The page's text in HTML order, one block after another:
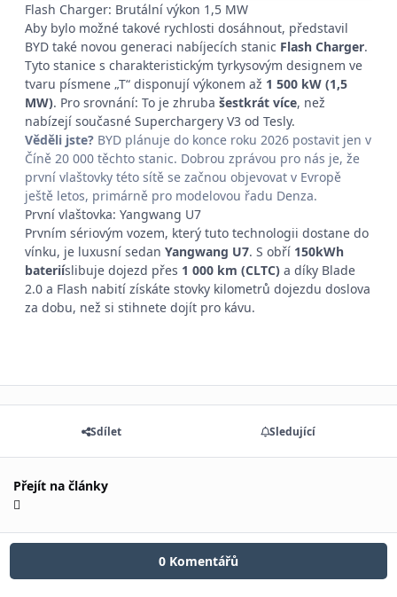
Flash Charger: Brutální výkon 1,5 MW
Aby bylo možné takové rychlosti dosáhnout, představil
BYD také novou generaci nabíjecích stanic Flash Charger.
Tyto stanice s charakteristickým tyrkysovým designem ve
tvaru písmene „T“ disponují výkonem až 1 500 kW (1,5
MW). Pro srovnání: To je zhruba šestkrát více, než
nabízejí současné Superchargery V3 od Tesly.
Věděli jste? BYD plánuje do konce roku 2026 postavit jen v
Číně 20 000 těchto stanic. Dobrou zprávou pro nás je, že
první vlaštovky této sítě se začnou objevovat v Evropě
ještě letos, primárně pro modelovou řadu Denza.
První vlaštovka: Yangwang U7
Prvním sériovým vozem, který tuto technologii dostane do
vínku, je luxusní sedan Yangwang U7. S obří 150kWh
bateriíslibuje dojezd přes 1 000 km (CLTC) a díky Blade
2.0 a Flash nabití získáte stovky kilometrů dojezdu doslova
za dobu, než si stihnete dojít pro kávu.
Sdílet Sledující
Přejít na články
0 Komentářů